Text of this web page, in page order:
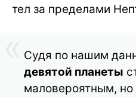
тел за пределами
Судя по нашим
девятой планеты
маловероятным,